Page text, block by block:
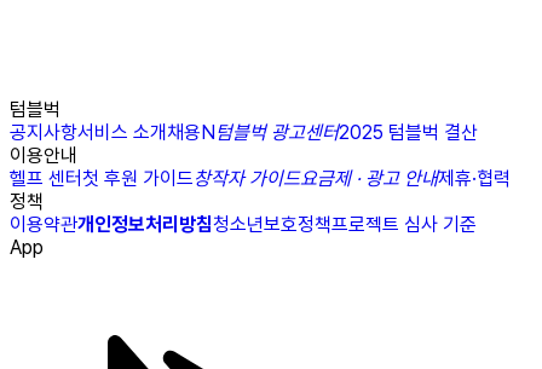
텀블벅
공지사항서비스 소개채용N텀블벅 광고센터2025 텀블벅 결산
이용안내
헬프 센터첫 후원 가이드창작자 가이드요금제 · 광고 안내제휴·협력
정책
이용약관개인정보처리방침청소년보호정책프로젝트 심사 기준
App